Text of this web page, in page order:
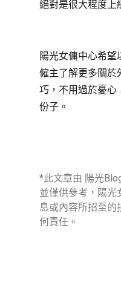
絕對是很大程度上
陽光女傭中心希望
僱主了解更多關於
巧，不用過於憂心
份子。
*此文章由 陽光
並僅供參考，陽光
息或內容所招至的
何責任。